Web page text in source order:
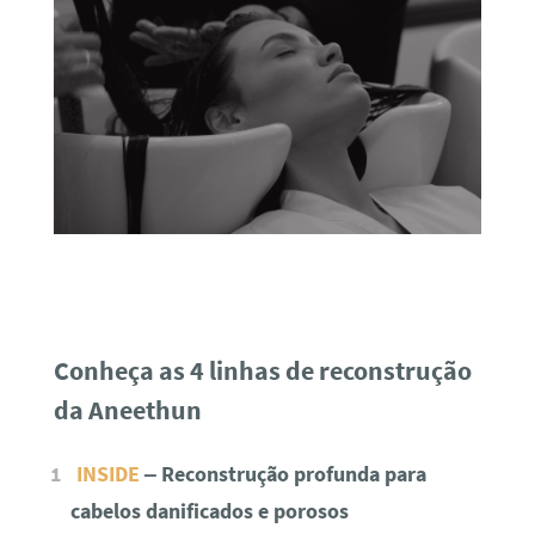
Conheça as 4 linhas de reconstrução
da Aneethun
INSIDE– Reconstrução profunda para
cabelos danificados e porosos